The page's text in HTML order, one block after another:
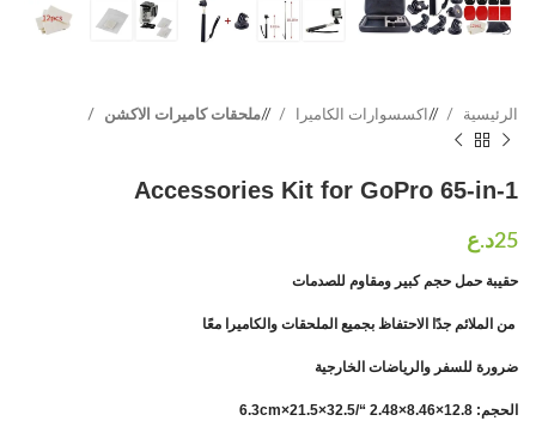
الرئيسية / اكسسوارات الكاميرا / ملحقات كاميرات الاكشن
Accessories Kit for GoPro 65-in-1
حقيبة حمل حجم كبير ومقاوم للصدمات
من الملائم جدًا الاحتفاظ بجميع الملحقات والكاميرا معًا
ضرورة للسفر والرياضات الخارجية
الحجم: 12.8×8.46×2.48 “/32.5×21.5×6.3cm